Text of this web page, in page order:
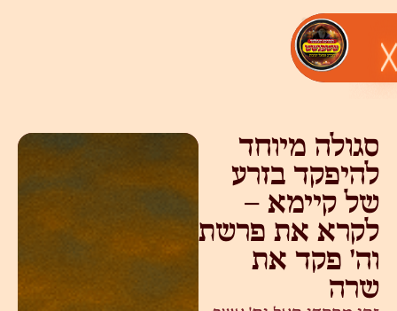
סגולה מיוחד
להיפקד בזרע
של קיימא –
לקרא את פרשת
וה' פקד את
שרה